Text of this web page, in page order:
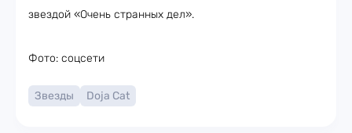
звездой «Очень странных дел».
Фото: соцсети
Звезды Doja Cat